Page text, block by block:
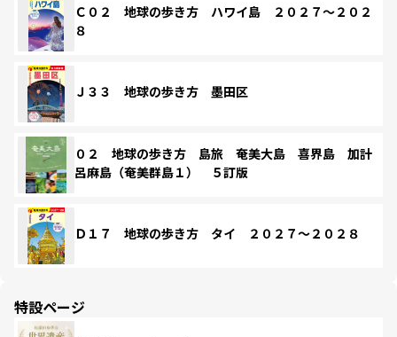
Ｃ０２ 地球の歩き方 ハワイ島 ２０２７～２０２
８
Ｊ３３ 地球の歩き方 墨田区
０２ 地球の歩き方 島旅 奄美大島 喜界島 加計
呂麻島（奄美群島１） ５訂版
Ｄ１７ 地球の歩き方 タイ ２０２７～２０２８
特設ページ